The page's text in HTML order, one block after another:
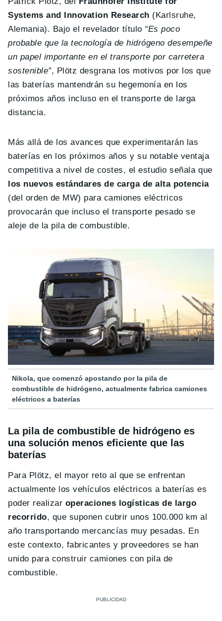
Systems and Innovation Research (Karlsruhe,
Alemania). Bajo el revelador título “Es poco
probable que la tecnología de hidrógeno desempeñe
un papel importante en el transporte por carretera
sostenible”, Plötz desgrana los motivos por los que
las baterías mantendrán su hegemonía en los
próximos años incluso en el transporte de larga
distancia.
Más allá de los avances que experimentarán las
baterías en los próximos años y su notable ventaja
competitiva a nivel de costes, el estudio señala que
los nuevos estándares de carga de alta potencia
(del orden de MW) para camiones eléctricos
provocarán que incluso el transporte pesado se
aleje de la pila de combustible.
Nikola, que comenzó apostando por la pila de
combustible de hidrógeno, actualmente fabrica camiones
eléctricos a baterías
La pila de combustible de hidrógeno es
una solución menos eficiente que las
baterías
Para Plötz, el mayor reto al que se enfrentan
actualmente los vehículos eléctricos a baterías es
poder realizar operaciones logísticas de largo
recorrido, que suponen cubrir unos 100.000 km al
año transportando mercancías muy pesadas. En
este contexto, fabricantes y proveedores se han
unido para construir camiones con pila de
combustible.